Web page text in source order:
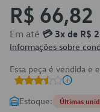
R$ 66,82
Em até 💳 3x de R$
Informações sobre
Essa peça é vendida e
Estoque: Últimas